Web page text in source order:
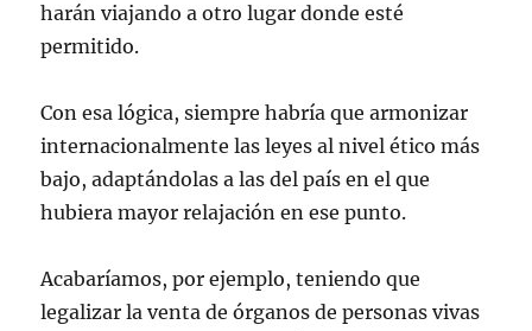
harán viajando a otro lugar donde esté
permitido.
Con esa lógica, siempre habría que armonizar
internacionalmente las leyes al nivel ético más
bajo, adaptándolas a las del país en el que
hubiera mayor relajación en ese punto.
Acabaríamos, por ejemplo, teniendo que
legalizar la venta de órganos de personas vivas